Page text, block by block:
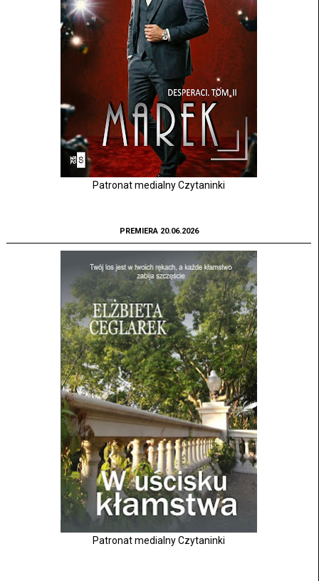
Patronat medialny Czytaninki
PREMIERA 20.06.2026
Patronat medialny Czytaninki